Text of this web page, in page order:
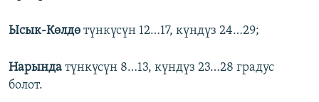
Ысык-Көлдө түнкүсүн 12…17, күндүз 24…29;
Нарында түнкүсүн 8…13, күндүз 23…28 градус
болот.